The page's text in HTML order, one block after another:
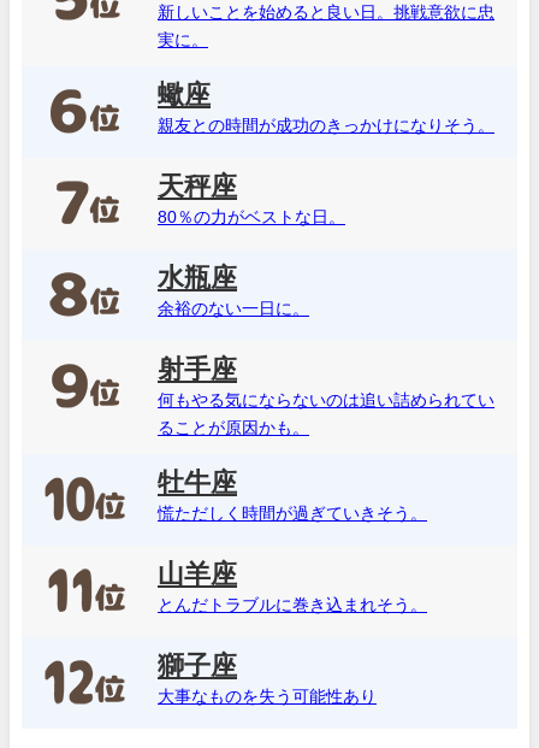
新しいことを始めると良い日。挑戦意欲に忠
実に。
蠍座
親友との時間が成功のきっかけになりそう。
天秤座
80％の力がベストな日。
水瓶座
余裕のない一日に。
射手座
何もやる気にならないのは追い詰められてい
ることが原因かも。
牡牛座
慌ただしく時間が過ぎていきそう。
山羊座
とんだトラブルに巻き込まれそう。
獅子座
大事なものを失う可能性あり